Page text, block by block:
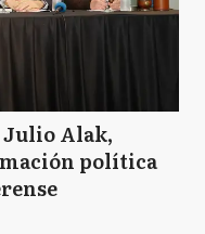
Julio Alak,
política